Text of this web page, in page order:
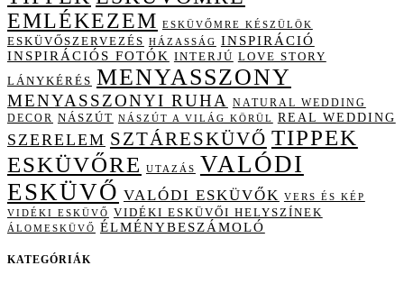
EMLÉKEZEM ESKÜVŐMRE KÉSZÜLÖK
ESKÜVŐSZERVEZÉS HÁZASSÁG INSPIRÁCIÓ
INSPIRÁCIÓS FOTÓK INTERJÚ LOVE STORY
LÁNYKÉRÉS MENYASSZONY
MENYASSZONYI RUHA
NATURAL WEDDING
DECOR NÁSZÚT NÁSZÚT A VILÁG KÖRÜL REAL WEDDING
SZERELEM SZTÁRESKÜVŐ TIPPEK
ESKÜVŐRE
UTAZÁS VALÓDI
ESKÜVŐ VALÓDI ESKÜVŐK VERS ÉS KÉP
VIDÉKI ESKÜVŐ VIDÉKI ESKÜVŐI HELYSZÍNEK
ÁLOMESKÜVŐ ÉLMÉNYBESZÁMOLÓ
KATEGÓRIÁK